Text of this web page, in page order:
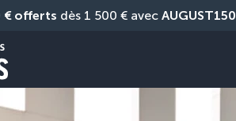
€ offerts dès 1 500 € avec AUGUST150